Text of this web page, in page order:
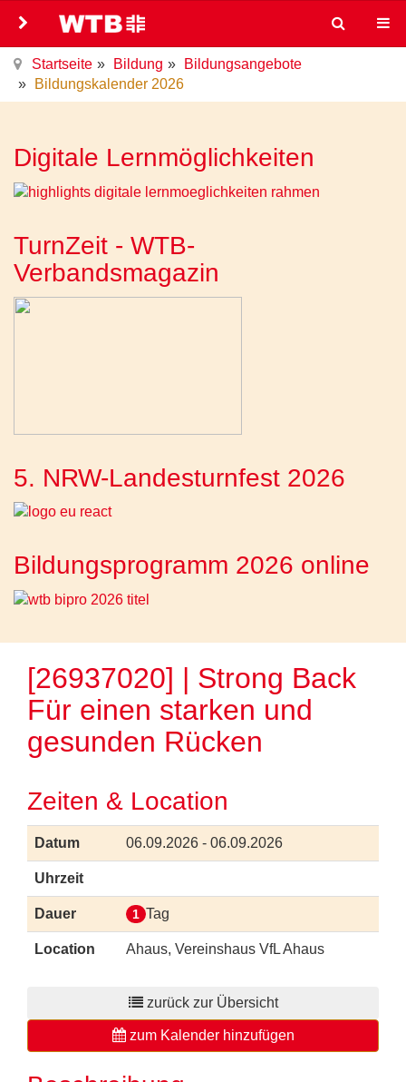
Startseite Bildung
Bildungsangebote
Bildungskalender 2026
Digitale Lernmöglichkeiten
TurnZeit - WTB-
Verbandsmagazin
5. NRW-Landesturnfest 2026
Bildungsprogramm 2026 online
[26937020] | Strong Back 
Für einen starken und
gesunden Rücken
Zeiten & Location
Datum 06.09.2026 - 06.09.2026
Uhrzeit
Dauer 1 Tag
Location Ahaus, Vereinshaus VfL Ahaus
zurück zur Übersicht
zum Kalender hinzufügen